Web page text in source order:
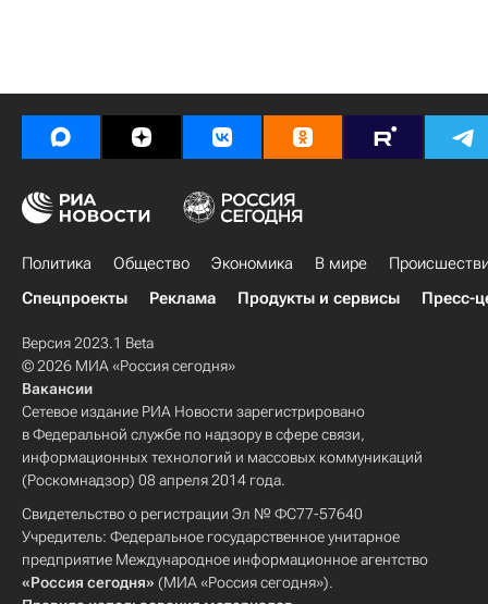
Политика Общество Экономика В мире
Спецпроекты
Реклама Продукты и сервисы Пресс-
Версия 2023.1 Beta
© 2026 МИА «Россия сегодня»
Вакансии
Сетевое издание РИА Новости зарегистрировано
в Федеральной службе по надзору в сфере связи,
информационных технологий и массовых коммуникаций
(Роскомнадзор) 08 апреля 2014 года.
Свидетельство о регистрации Эл № ФС77-57640
Учредитель: Федеральное государственное унитарное
предприятие Международное информационное агентство
«Россия сегодня» (МИА «Россия сегодня»).